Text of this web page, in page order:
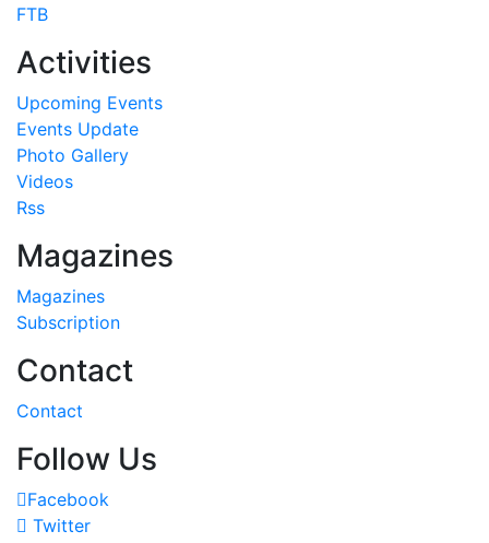
FTB
Activities
Upcoming Events
Events Update
Photo Gallery
Videos
Rss
Magazines
Magazines
Subscription
Contact
Contact
Follow Us
Facebook
Twitter